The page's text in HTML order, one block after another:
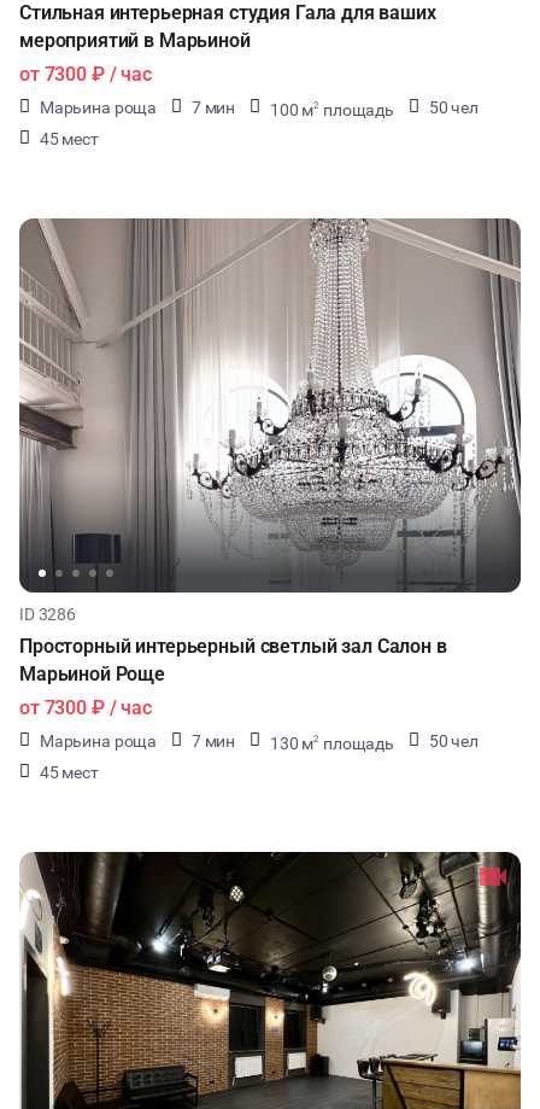
Стильная интерьерная студия Гала для ваших
мероприятий в Марьиной
от 7300 ₽/ час
Марьина роща 7 мин 100 м2 площадь
50 чел
45 мест
ID 3286
Просторный интерьерный светлый зал Салон в
Марьиной Роще
от 7300 ₽/ час
Марьина роща 7 мин 130 м2 площадь
50 чел
45 мест